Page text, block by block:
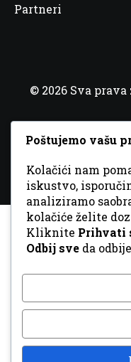
Partneri
© 2026 Sva
Poštujemo vašu
Kolačići nam
iskustvo,
analiziramo
kolačiće želite
Kliknite Prihvati
Odbij sve da